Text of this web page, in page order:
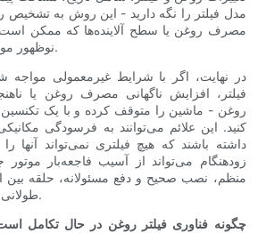
مدل فیلتر را نگه دارید - این روش به تشخیص
مصرف روغن یا سطح آلاینده‌ها که ممکن
نوظهور موتور باشد، کمک می‌کند.
در نهایت، اگر با شرایط غیرمعمولی مواجه
فیلتر، افزایش ناگهانی مصرف روغن یا
روغن - ماشین را متوقف کرده و با یک
کنید. این علائم می‌توانند به فرسودگی
داشته باشند که هیچ فیلتری نمی‌تواند آنها
زودهنگام می‌تواند از آسیب فاجعه‌بار موتور
منظم، نصب صحیح و دفع مسئولانه، حلقه بین
طولانی مدت موتور را می‌بندد.
چگونه فناوری فیلتر روغن در حال تکامل است